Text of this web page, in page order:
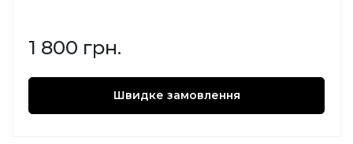
1 800 грн.
Швидке замовлення